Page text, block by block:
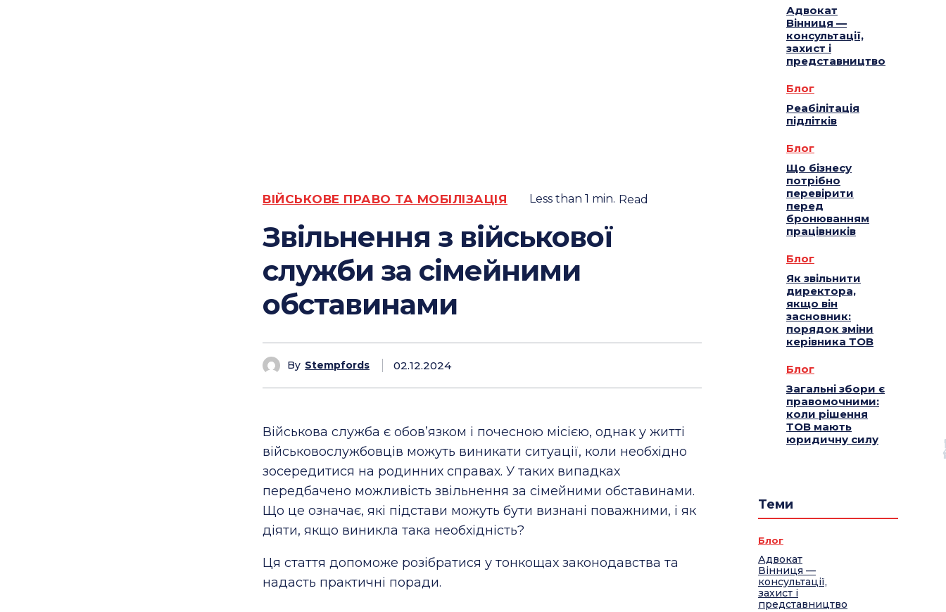
ВІЙСЬКОВЕ ПРАВО ТА МОБІЛІЗАЦІЯ Less than 1 min. Read
Звільнення з військової
служби за сімейними
обставинами
By Stempfords 02.12.2024
Військова служба є обов’язком і почесною місією, однак у житті
військовослужбовців можуть виникати ситуації, коли необхідно
зосередитися на родинних справах. У таких випадках
передбачено можливість звільнення за сімейними обставинами.
Що це означає, які підстави можуть бути визнані поважними, і як
діяти, якщо виникла така необхідність?
Ця стаття допоможе розібратися у тонкощах законодавства та
надасть практичні поради.
Адвокат
Вінниця —
консультації,
захист і
представництво
Блог
Реабілітація
підлітків
Блог
Що бізнесу
потрібно
перевірити
перед
бронюванням
працівників
Блог
Як звільнити
директора,
якщо він
засновник:
порядок зміни
керівника ТОВ
Блог
Загальні збори є
правомочними:
коли рішення
ТОВ мають
юридичну силу
Теми
Блог
Адвокат
Вінниця —
консультації,
захист і
представництво